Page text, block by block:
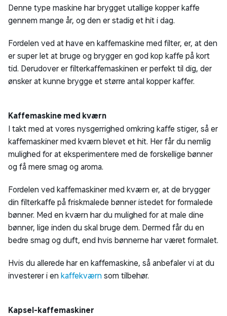
Denne type maskine har brygget utallige kopper kaffe
gennem mange år, og den er stadig et hit i dag.
Fordelen ved at have en kaffemaskine med filter, er, at den
er super let at bruge og brygger en god kop kaffe på kort
tid. Derudover er filterkaffemaskinen er perfekt til dig, der
ønsker at kunne brygge et større antal kopper kaffer.
Kaffemaskine med kværn
I takt med at vores nysgerrighed omkring kaffe stiger, så er
kaffemaskiner med kværn blevet et hit. Her får du nemlig
mulighed for at eksperimentere med de forskellige bønner
og få mere smag og aroma.
Fordelen ved kaffemaskiner med kværn er, at de brygger
din filterkaffe på friskmalede bønner istedet for formalede
bønner. Med en kværn har du mulighed for at male dine
bønner, lige inden du skal bruge dem. Dermed får du en
bedre smag og duft, end hvis bønnerne har været formalet.
Hvis du allerede har en kaffemaskine, så anbefaler vi at du
investerer i en kaffekværn som tilbehør.
Kapsel-kaffemaskiner